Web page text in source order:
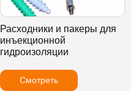
Расходники и пакеры для
инъекционной
гидроизоляции
Смотреть